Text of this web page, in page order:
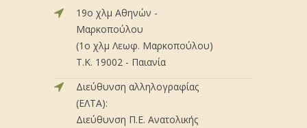
19ο χλμ Αθηνών -
Μαρκοπούλου
(1ο χλμ Λεωφ. Μαρκοπούλου)
Τ.Κ. 19002 - Παιανία
Διεύθυνση αλληλογραφίας
(ΕΛΤΑ):
Διεύθυνση Π.Ε. Ανατολικής